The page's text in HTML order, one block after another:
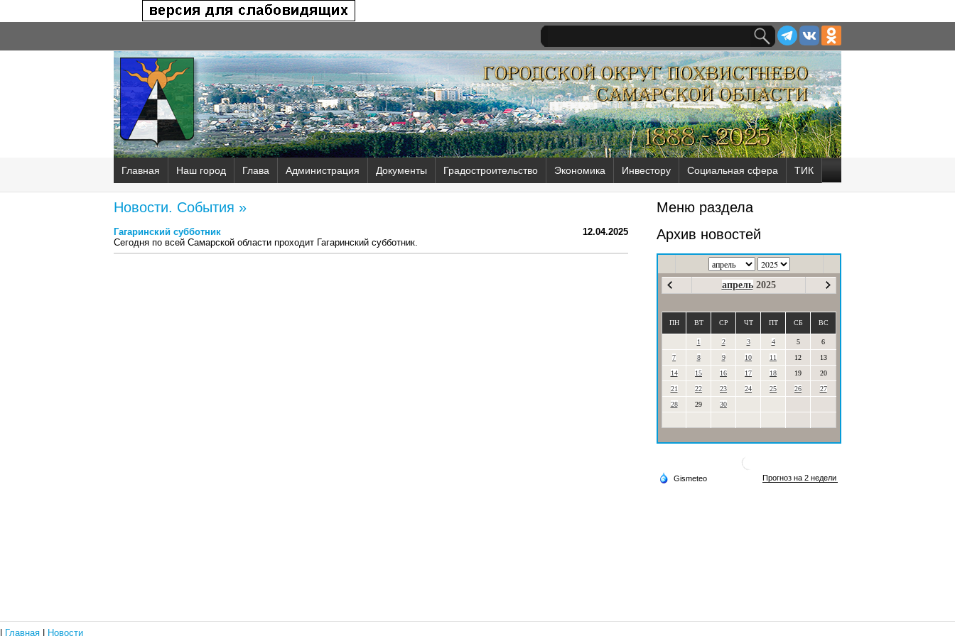
Главная Наш город Глава Администрация Документы Градостроительство Экономика Инвестору Социальная сфера ТИК
Новости. События »
12.04.2025
Гагаринский субботник
Сегодня по всей Самарской области проходит Гагаринский субботник.
Меню раздела
Архив новостей
апрель 2025
ПН ВТ СР ЧТ ПТ СБ ВС
1 2 3 4 5
6
7
8 9 10 11 12
13
14
15 16 17 18 19
20
21
22 23 24 25 26
27
28
29 30
Главная Новости